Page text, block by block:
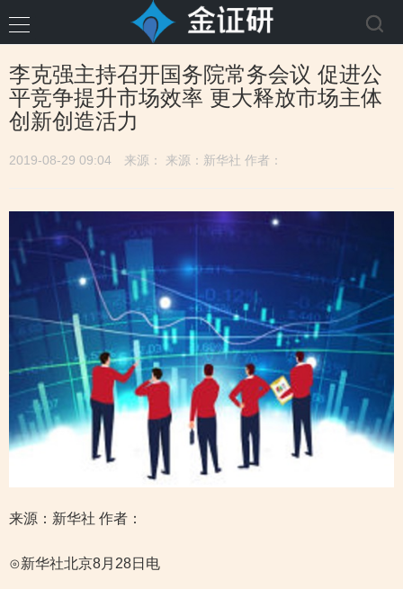
李克强主持召开国务院常务会议 促进公
平竞争提升市场效率 更大释放市场主体
创新创造活力
2019-08-29 09:04 来源： 来源：新华社 作者：
来源：新华社 作者：
⊙新华社北京8月28日电